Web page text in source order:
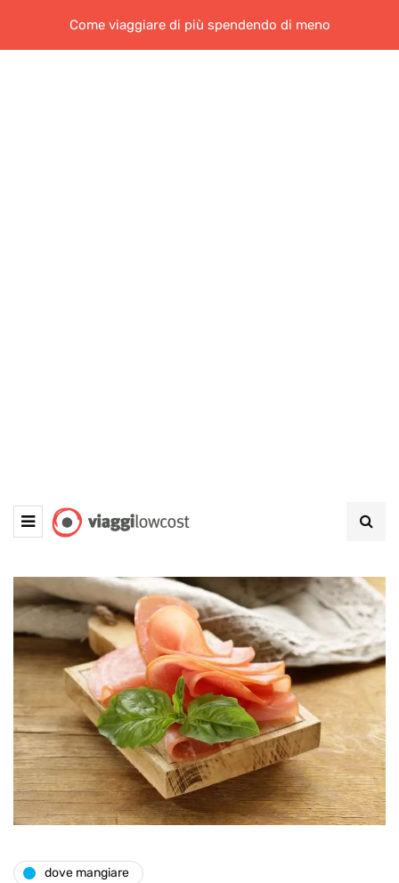
Come viaggiare di più spendendo di meno
dove mangiare